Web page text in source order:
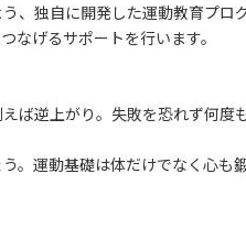
、独自に開発した運動教育プログ
なげるサポートを行います。
ば逆上がり。失敗を恐れず何度
。運動基礎は体だけでなく心も鍛